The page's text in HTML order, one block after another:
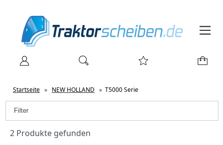
Startseite » NEW HOLLAND » T5000 Serie
Filter
2 Produkte gefunden